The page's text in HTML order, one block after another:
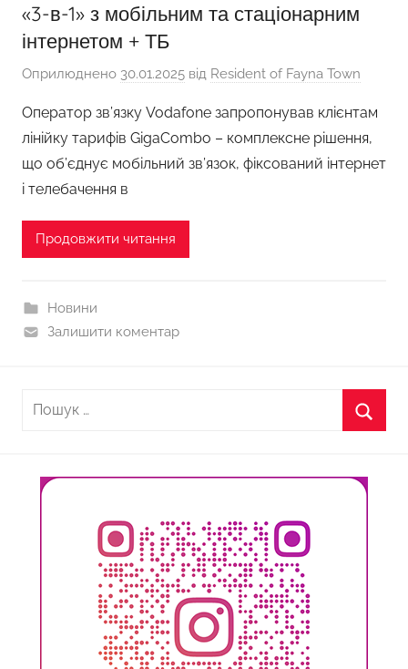
«3-в-1» з мобільним та стаціонарним
інтернетом + ТБ
Оприлюднено 30.01.2025 від Resident of Fayna Town
Оператор зв’язку Vodafone запропонував клієнтам
лінійку тарифів GigaCombo – комплексне рішення,
що об’єднує мобільний зв’язок, фіксований інтернет
і телебачення в
Продовжити читання
Новини
Залишити коментар
Пошук: